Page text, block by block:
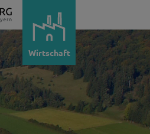
Wirtschaft